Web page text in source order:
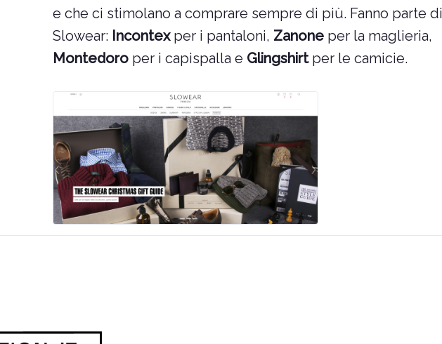
e che ci stimolano a comprare sempre di più. Fanno parte di
Slowear: Incontexper i pantaloni, Zanone per la maglieria,
Montedoro per i capispalla e Glingshirtper le camicie.